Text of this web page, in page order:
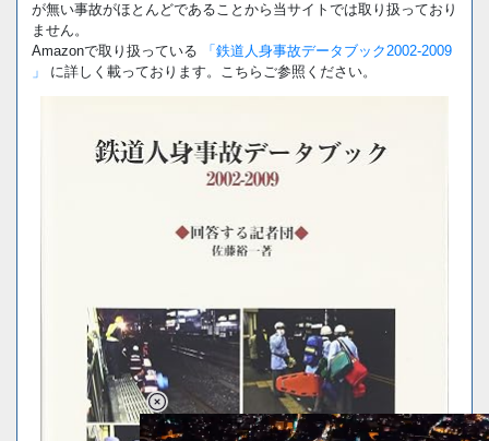
が無い事故がほとんどであることから当サイトでは取り扱っており
ません。
Amazonで取り扱っている
「鉄道人身事故データブック2002-2009
」
に詳しく載っております。こちらご参照ください。